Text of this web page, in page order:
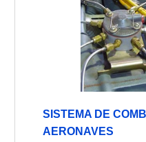
SISTEMA DE
AERONAVES